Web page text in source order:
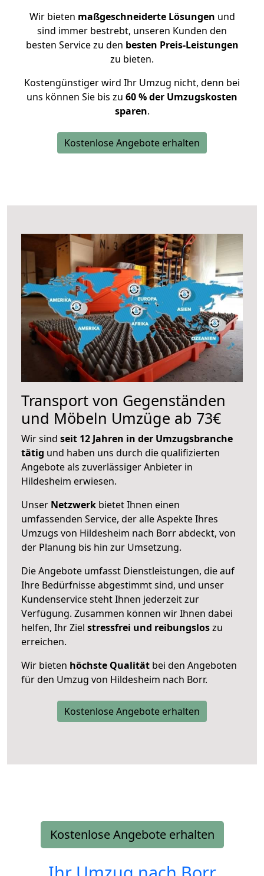
Wir bieten maßgeschneiderte Lösungen und
sind immer bestrebt, unseren Kunden den
besten Service zu den besten Preis-Leistungen
zu bieten.
Kostengünstiger wird Ihr Umzug nicht, denn bei
uns können Sie bis zu 60 % der Umzugskosten
sparen.
Kostenlose Angebote erhalten
Transport von Gegenständen
und Möbeln Umzüge ab 73€
Wir sind seit 12 Jahren in der Umzugsbranche
tätig und haben uns durch die qualifizierten
Angebote als zuverlässiger Anbieter in
Hildesheim erwiesen.
Unser Netzwerk bietet Ihnen einen
umfassenden Service, der alle Aspekte Ihres
Umzugs von Hildesheim nach Borr abdeckt, von
der Planung bis hin zur Umsetzung.
Die Angebote umfasst Dienstleistungen, die auf
Ihre Bedürfnisse abgestimmt sind, und unser
Kundenservice steht Ihnen jederzeit zur
Verfügung. Zusammen können wir Ihnen dabei
helfen, Ihr Ziel stressfrei und reibungsloszu
erreichen.
Wir bieten höchste Qualität bei den Angeboten
für den Umzug von Hildesheim nach Borr.
Kostenlose Angebote erhalten
Kostenlose Angebote erhalten